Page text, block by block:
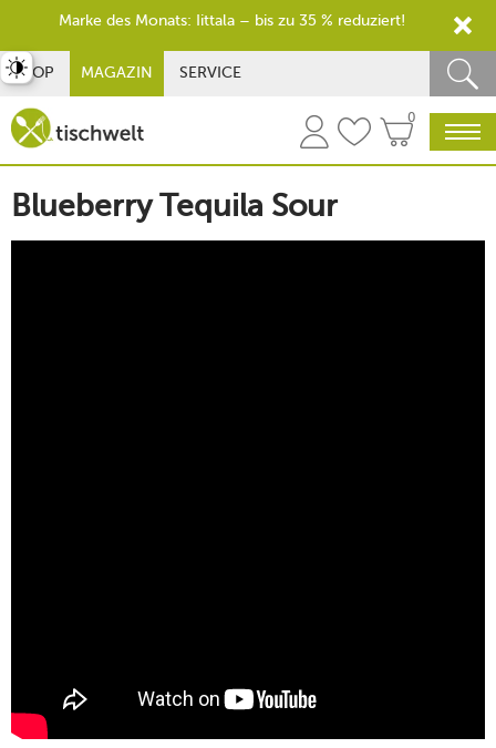
SHOP MAGAZIN SERVICE
0
Blueberry Tequila Sour
umschalten
Marke des Monats: Iittala – bis zu 35 % reduziert!